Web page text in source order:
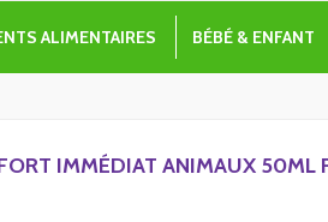
ALIMENTAIRES BÉBÉ & ENFANT
IMMÉDIAT ANIMAUX 50ML